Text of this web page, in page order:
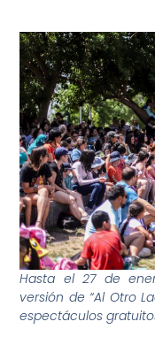
Hasta el 27 de
versión de “Al Otro
espectáculos